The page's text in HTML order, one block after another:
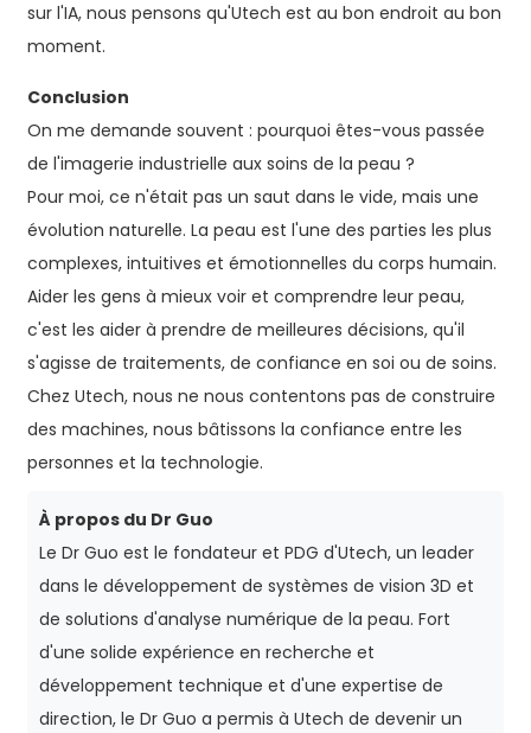
sur l'IA, nous pensons qu'Utech est au bon endroit au bon
moment.
Conclusion
On me demande souvent : pourquoi êtes-vous passée
de l'imagerie industrielle aux soins de la peau ?
Pour moi, ce n'était pas un saut dans le vide, mais une
évolution naturelle. La peau est l'une des parties les plus
complexes, intuitives et émotionnelles du corps humain.
Aider les gens à mieux voir et comprendre leur peau,
c'est les aider à prendre de meilleures décisions, qu'il
s'agisse de traitements, de confiance en soi ou de soins.
Chez Utech, nous ne nous contentons pas de construire
des machines, nous bâtissons la confiance entre les
personnes et la technologie.
À propos du Dr Guo
Le Dr Guo est le fondateur et PDG d'Utech, un leader
dans le développement de systèmes de vision 3D et
de solutions d'analyse numérique de la peau. Fort
d'une solide expérience en recherche et
développement technique et d'une expertise de
direction, le Dr Guo a permis à Utech de devenir un